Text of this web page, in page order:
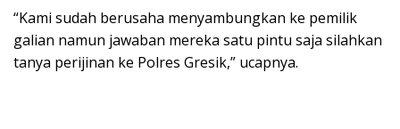
“Kami sudah berusaha menyambungkan ke pemilik
galian namun jawaban mereka satu pintu saja silahkan
tanya perijinan ke Polres Gresik,” ucapnya.